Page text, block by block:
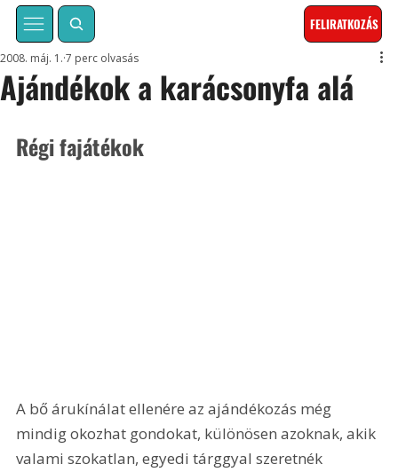
FELIRATKOZÁS
Ajándékok a karácsonyfa alá
2008. máj. 1. 7 perc olvasás
Régi fajátékok
A bő árukínálat ellenére az ajándékozás még
mindig okozhat gondokat, különösen azoknak, akik
valami szokatlan, egyedi tárggyal szeretnék